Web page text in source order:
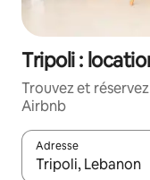
Tripoli :
Trouvez et
Airbnb
Adresse
Lorsque les